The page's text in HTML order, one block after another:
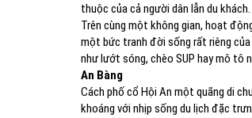
thuộc của cả người dân lẫn du khách.
Trên cùng một không gian, hoạt
một bức tranh đời sống rất riêng
như lướt sóng, chèo SUP hay mô tô
An Bàng
Cách phố cổ Hội An một quãng di
khoáng với nhịp sống du lịch đặc